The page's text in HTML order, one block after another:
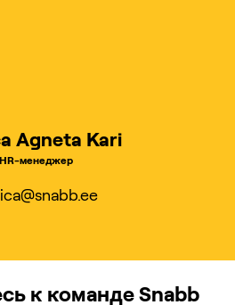
Agneta Kari
HR-менеджер
к команде Snabb